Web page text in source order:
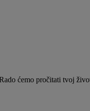
ćemo pročitati tvoj